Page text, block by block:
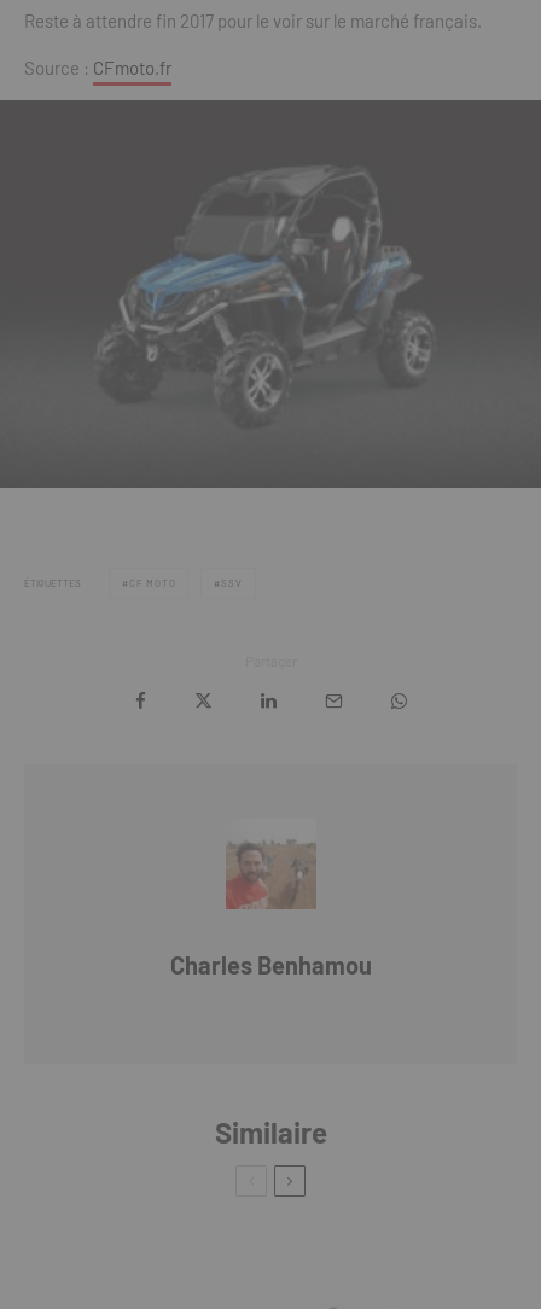
Reste à attendre fin 2017 pour le voir sur le marché français.
Source : CFmoto.fr
ÉTIQUETTES CF MOTO SSV
Charles Benhamou
Similaire